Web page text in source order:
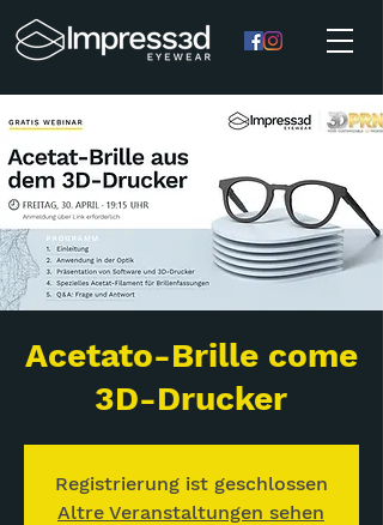
Acetato-Brille come
3D-Drucker
Registrierung ist geschlossen
Altre Veranstaltungen sehen